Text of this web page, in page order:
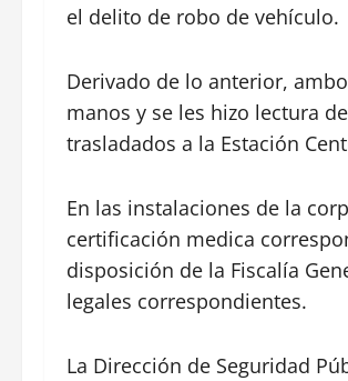
el delito de robo de vehículo.
Derivado de lo anterior,
manos y se les hizo lectura
trasladados a la Estación
En las instalaciones de la
certificación medica
disposición de la Fiscalía
legales correspondientes.
La Dirección de Seguridad